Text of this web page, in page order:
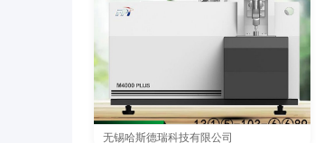
无锡哈斯德瑞科技有限公司